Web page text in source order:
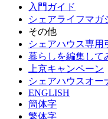
入門ガイド
シェアライフマガ
その他
シェアハウス専用
暮らしを編集して
上京キャンペーン
シェアハウスオー
ENGLISH
簡体字
繁体字